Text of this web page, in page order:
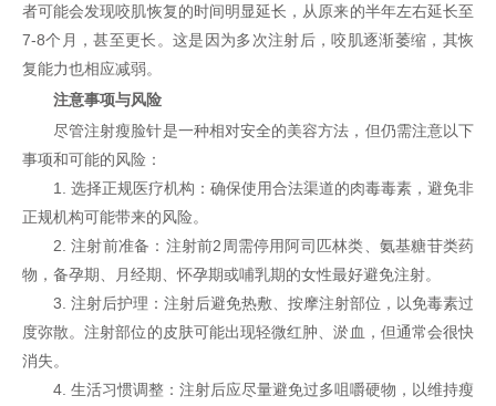
者可能会发现咬肌恢复的时间明显延长，从原来的半年左右延长至
7-8个月，甚至更长。这是因为多次注射后，咬肌逐渐萎缩，其恢
复能力也相应减弱。
注意事项与风险
尽管注射瘦脸针是一种相对安全的美容方法，但仍需注意以下
事项和可能的风险：
1. 选择正规医疗机构：确保使用合法渠道的肉毒毒素，避免非
正规机构可能带来的风险。
2. 注射前准备：注射前2周需停用阿司匹林类、氨基糖苷类药
物，备孕期、月经期、怀孕期或哺乳期的女性最好避免注射。
3. 注射后护理：注射后避免热敷、按摩注射部位，以免毒素过
度弥散。注射部位的皮肤可能出现轻微红肿、淤血，但通常会很快
消失。
4. 生活习惯调整：注射后应尽量避免过多咀嚼硬物，以维持瘦